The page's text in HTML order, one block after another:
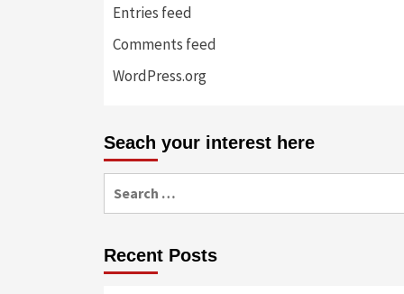
Entries feed
Comments feed
WordPress.org
Seach your interest here
for:
Recent Posts